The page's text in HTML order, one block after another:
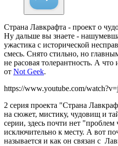
Страна Лавкрафта - проект о
Ну дальше вы знаете -
ужастика с исторической
смесь. Снято стильно, но
не расовая толерантность. А
от Not Geek.
https://www.youtube.com/
2 серия проекта "Страна
на сюжет, мистику, чудовищ и
серии, здесь почти нет
исключительно к месту. А вот
называется и как он связан с